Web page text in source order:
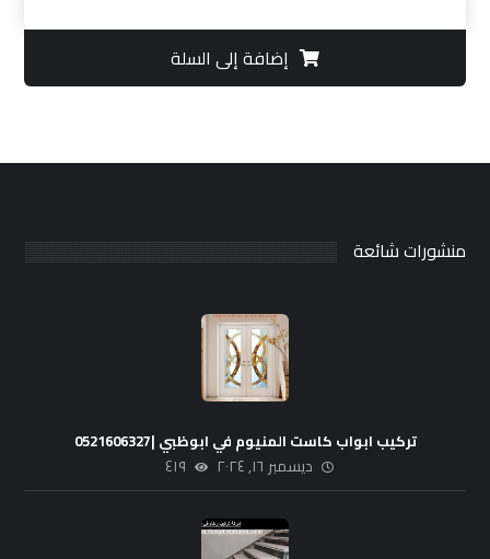
إضافة إلى السلة
منشورات شائعة
تركيب ابواب كاست المنيوم في ابوظبي |0521606327
ديسمبر ١٦, ٢٠٢٤ ٤١٩